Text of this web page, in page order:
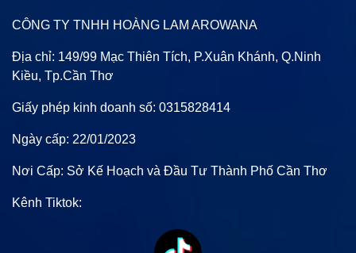
CÔNG TY TNHH HOÀNG LAM AROWANA
Địa chỉ: 149/99 Mạc Thiên Tích, P.Xuân Khánh, Q.Ninh
Kiều, Tp.Cần Thơ
Giấy phép kinh doanh số: 0315828414
Ngày cấp: 22/01/2023
Nơi Cấp: Sở Kế Hoạch và Đầu Tư Thành Phố Cần Thơ
Kênh Tiktok: